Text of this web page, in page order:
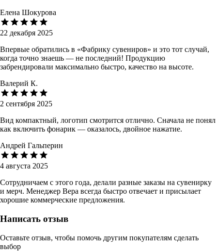
Елена Шокурова
22 декабря 2025
Впервые обратились в «Фабрику сувениров» и это тот случай,
когда точно знаешь — не последний! Продукцию
забрендировали максимально быстро, качество на высоте.
Валерий К.
2 сентября 2025
Вид компактный, логотип смотрится отлично. Сначала не понял
как включить фонарик — оказалось, двойное нажатие.
Андрей Гальперин
4 августа 2025
Сотрудничаем с этого года, делали разные заказы на сувенирку
и мерч. Менеджер Вера всегда быстро отвечает и присылает
хорошие коммерческие предложения.
Написать отзыв
Оставьте отзыв, чтобы помочь другим покупателям сделать
выбор